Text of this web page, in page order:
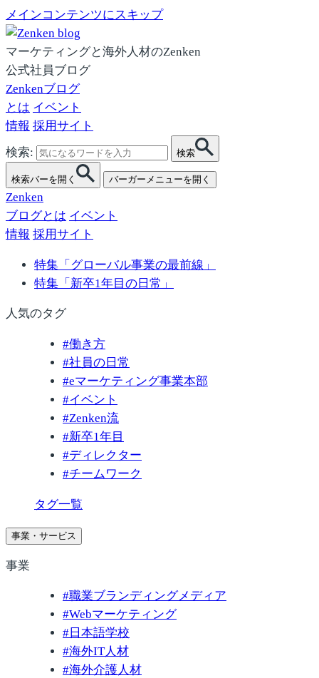
メインコンテンツにスキップ
マーケティングと海外人材のZenken
公式社員ブログ
Zenkenブログ
とは イベント
情報 採用サイト
検索:
検索
検索バーを開く バーガーメニューを開く
Zenken
ブログとは イベント
情報 採用サイト
特集「グローバル事業の最前線」
特集「新卒1年目の日常」
人気のタグ
#働き方
#社員の日常
#eマーケティング事業本部
#イベント
#Zenken流
#新卒1年目
#ディレクター
#チームワーク
タグ一覧
事業・サービス
事業
#職業ブランディングメディア
#Webマーケティング
# 日本語学校
#海外IT人材
#海外介護人材